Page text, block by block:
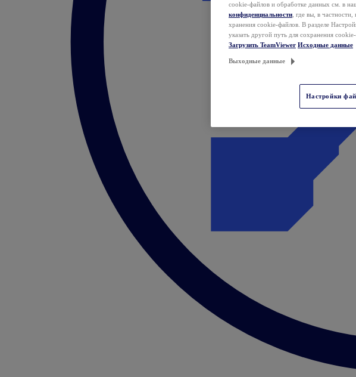
cookie-файлов и обработке данных см. в
конфиденциальности , где вы, в
хранения cookie-файлов. В разделе
указать другой путь для сохранения
Загрузить TeamViewer Исходные данные
Выходные данные
Настройки